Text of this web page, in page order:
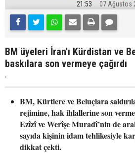
21:53 07 Ağustos
BM üyeleri İran'ı Kürdistan ve
baskılara son vermeye çağırdı
.
BM, Kürtlere ve Beluçlara
rejimine, hak ihlallerine son
Ezîzî ve Werîşe Muradî’nin de
sayıda kişinin idam tehlikesiyle
dikkat çekti.